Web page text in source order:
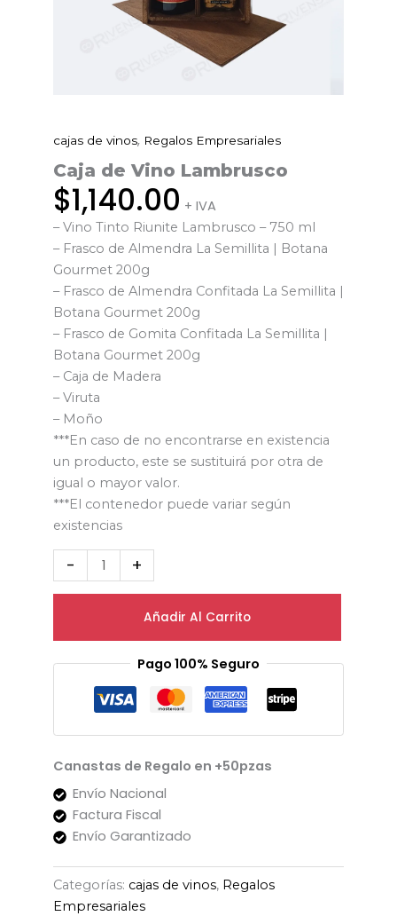
cajas de vinos, Regalos Empresariales
Caja de Vino Lambrusco
$1,140.00 + IVA
– Vino Tinto Riunite Lambrusco – 750 ml
– Frasco de Almendra La Semillita | Botana
Gourmet 200g
– Frasco de Almendra Confitada La Semillita |
Botana Gourmet 200g
– Frasco de Gomita Confitada La Semillita |
Botana Gourmet 200g
– Caja de Madera
– Viruta
– Moño
***En caso de no encontrarse en existencia
un producto, este se sustituirá por otra de
igual o mayor valor.
***El contenedor puede variar según
existencias
-
Caja
de
Vino
Lambrusco
cantidad
+
Añadir Al Carrito
Pago 100% Seguro
Canastas de Regalo en +50pzas
Envío Nacional
Factura Fiscal
Envío Garantizado
Categorías: cajas de vinos, Regalos
Empresariales